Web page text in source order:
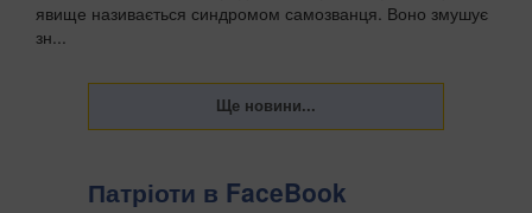
явище називається синдромом самозванця. Воно змушує
зн...
Патріоти в FaceBook